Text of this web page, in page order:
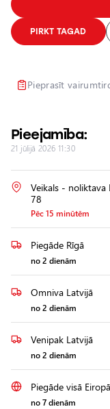
PIRKT TAGAD
Pieprasīt
Pieejamība:
21 jūlijā 2026 11:30
Veikals - noliktava
78
Pēc 15 minūtēm
Piegāde Rīgā
no 2 dienām
Omniva Latvijā
no 2 dienām
Venipak Latvijā
no 2 dienām
Piegāde visā
no 7 dienām
Lukturu
pulēšana
Papildu
uzstādīšana